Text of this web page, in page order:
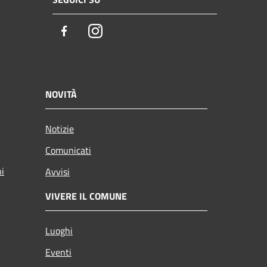
FacebookInstagram
NOVITÀ
Notizie
Comunicati
Avvisi
VIVERE IL COMUNE
Luoghi
Eventi